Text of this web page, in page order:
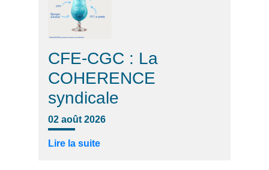
CFE-CGC : La
COHERENCE
syndicale
02 août 2026
Lire la suite